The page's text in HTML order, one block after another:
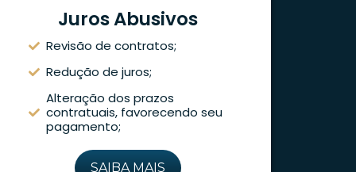
Juros Abusivos
Revisão de contratos;
Redução de juros;
Alteração dos prazos
contratuais, favorecendo seu
pagamento;
SAIBA MAIS